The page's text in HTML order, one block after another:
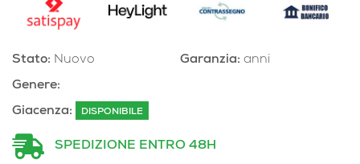
Stato: Nuovo
Genere:
Garanzia: anni
Giacenza: DISPONIBILE
SPEDIZIONE ENTRO 48H